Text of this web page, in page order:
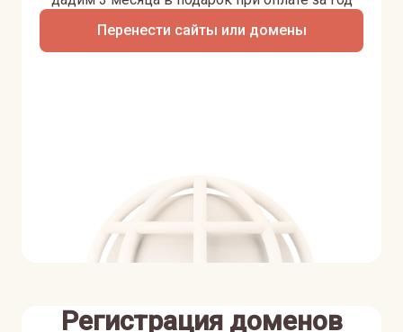
Перенести сайты или домены
Регистрация доменов